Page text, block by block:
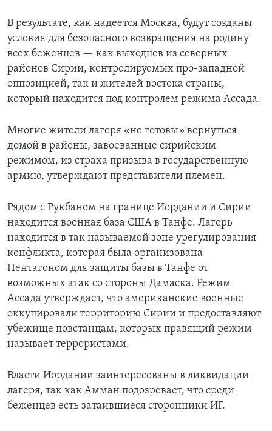
В результате, как надеется Москва, будут созданы
условия для безопасного возвращения на родину
всех беженцев — как выходцев из северных
районов Сирии, контролируемых про-западной
оппозицией, так и жителей востока страны,
который находится под контролем режима Ассада.
Многие жители лагеря «не готовы» вернуться
домой в районы, завоеванные сирийским
режимом, из страха призыва в государственную
армию, утверждают представители племен.
Рядом с Рукбаном на границе Иордании и Сирии
находится военная база США в Танфе. Лагерь
находится в так называемой зоне урегулирования
конфликта, которая была организована
Пентагоном для защиты базы в Танфе от
возможных атак со стороны Дамаска. Режим
Ассада утверждает, что американские военные
оккупировали территорию Сирии и предоставляют
убежище повстанцам, которых правящий режим
называет террористами.
Власти Иордании заинтересованы в ликвидации
лагеря, так как Амман подозревает, что среди
беженцев есть затаившиеся сторонники ИГ.